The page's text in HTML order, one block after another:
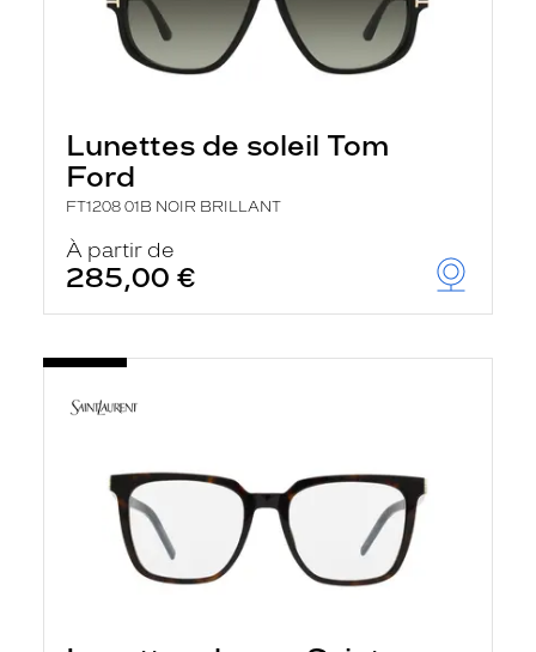
Lunettes de soleil Tom
Ford
FT1208 01B NOIR BRILLANT
À partir de
285,00 €